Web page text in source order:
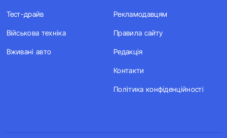
Тест-драйв
Військова техніка
Вживані авто
Рекламодавцям
Правила сайту
Редакція
Контакти
Політика конфіденційності